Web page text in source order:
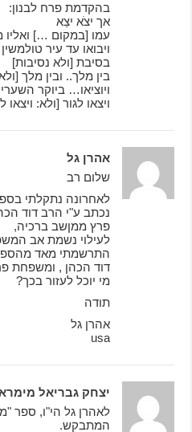
בהקדמת פרח לבנון:
אך יצֹא יצַא
עמו [במקום …] ואליו
ויבואו עד עיר
בסיבת [ולא נסיבות]
בין מלך.. ובין מלך
ויוציאו… ביוקר
ויצאו לגור [ולא: ויצאו
אהרן גל
שלום רב
לאחרונה נתקלתי
נכתב ע"י הרב דוד
פרץ ממןשב ברכיה,
לעילוי נשמת אב
התרשמתי מאד מהספר,
דוד הכהן , ומשפחת
מי יוכל לעזור בכך?
תודה
אהרן גל
usa
יצחק גבריאל
לאהרן גל הי"ו, ספר
המתבקש.